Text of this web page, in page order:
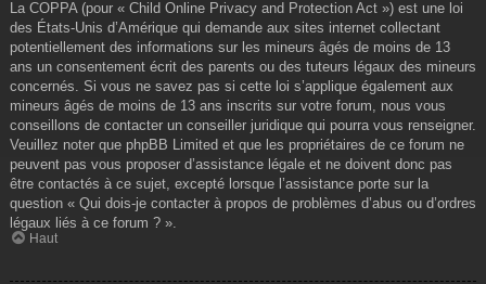
La COPPA (pour « Child Online Privacy and Protection Act ») est une loi
des États-Unis d’Amérique qui demande aux sites internet collectant
potentiellement des informations sur les mineurs âgés de moins de 13
ans un consentement écrit des parents ou des tuteurs légaux des mineurs
concernés. Si vous ne savez pas si cette loi s’applique également aux
mineurs âgés de moins de 13 ans inscrits sur votre forum, nous vous
conseillons de contacter un conseiller juridique qui pourra vous renseigner.
Veuillez noter que phpBB Limited et que les propriétaires de ce forum ne
peuvent pas vous proposer d’assistance légale et ne doivent donc pas
être contactés à ce sujet, excepté lorsque l’assistance porte sur la
question « Qui dois-je contacter à propos de problèmes d’abus ou d’ordres
légaux liés à ce forum ? ».
Haut